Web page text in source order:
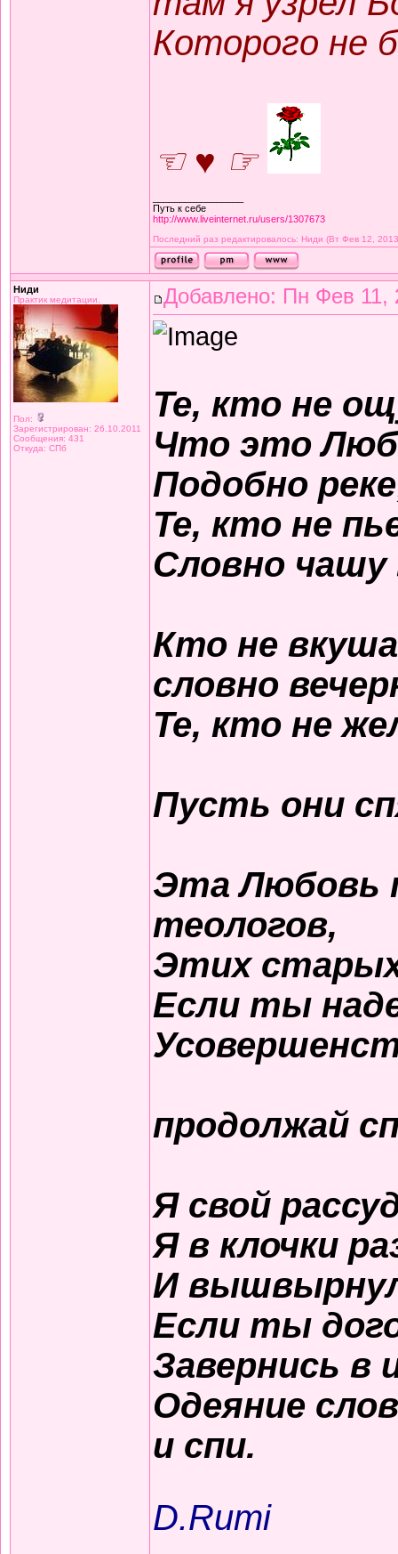
Которого не
☜ ♥ ☞
Путь к себе
http://www.liveinternet.ru/users/1307673
Последний раз редактировалось: Ниди (Вт Фев 12,
Ниди
Практик медитации.
Пол:
Зарегистрирован: 26.10.2011
Сообщения: 431
Откуда: СПб
Добавлено: Пн Фев 11,
Те, кто не
Что это
Подобно
Те, кто не
Словно
Кто не
словно
Те, кто не
Пусть они
Эта Любовь
теологов,
Этих старых
Если ты
продолжай
Я свой
Я в клочки
И
Если ты
Завернись в
Одеяние
и спи.
D.Rumi